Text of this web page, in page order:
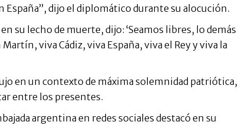
España”, dijo el diplomático durante su alocución.
su lecho de muerte, dijo: ‘Seamos libres, lo demás
viva Cádiz, viva España, viva el Rey y viva la
en un contexto de máxima solemnidad patriótica,
entre los presentes.
argentina en redes sociales destacó en su